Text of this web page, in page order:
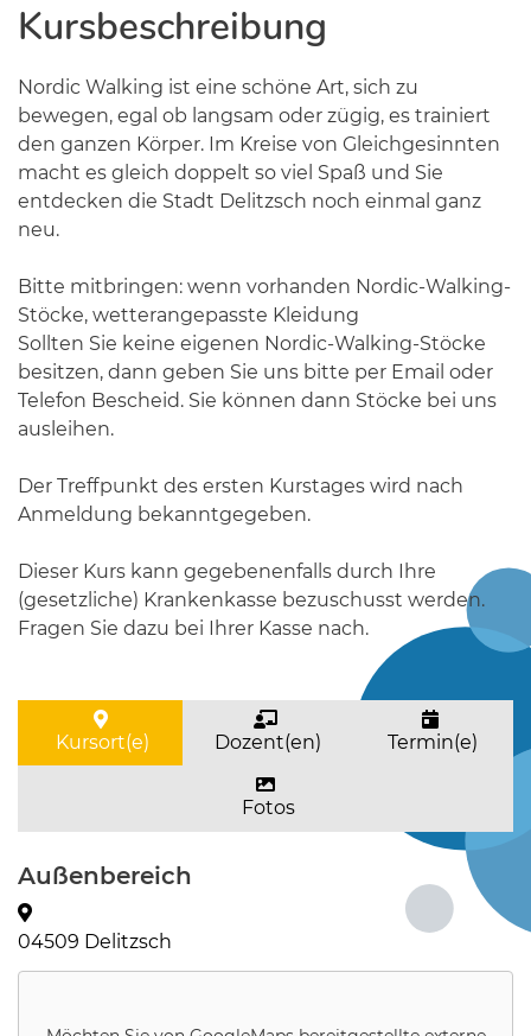
Kursbeschreibung
Nordic Walking ist eine schöne Art, sich zu
bewegen, egal ob langsam oder zügig, es trainiert
den ganzen Körper. Im Kreise von Gleichgesinnten
macht es gleich doppelt so viel Spaß und Sie
entdecken die Stadt Delitzsch noch einmal ganz
neu.
Bitte mitbringen: wenn vorhanden Nordic-Walking-
Stöcke, wetterangepasste Kleidung
Sollten Sie keine eigenen Nordic-Walking-Stöcke
besitzen, dann geben Sie uns bitte per Email oder
Telefon Bescheid. Sie können dann Stöcke bei uns
ausleihen.
Der Treffpunkt des ersten Kurstages wird nach
Anmeldung bekanntgegeben.
Dieser Kurs kann gegebenenfalls durch Ihre
(gesetzliche) Krankenkasse bezuschusst werden.
Fragen Sie dazu bei Ihrer Kasse nach.
Kursort(e) Dozent(en) Termin(e)
Fotos
Außenbereich
04509 Delitzsch